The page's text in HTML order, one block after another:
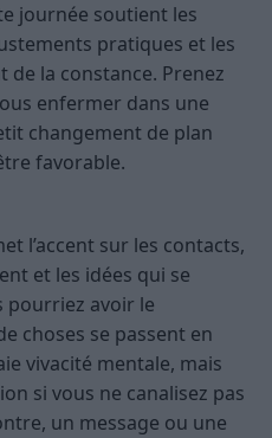
journée soutient les
pratiques et les
la constance. Prenez
enfermer dans une
changement de plan
favorable.
l’accent sur les contacts,
et les idées qui se
pourriez avoir le
choses se passent en
vivacité mentale, mais
si vous ne canalisez pas
un message ou une